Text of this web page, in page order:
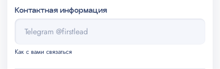
Контактная информация
Как с вами связаться